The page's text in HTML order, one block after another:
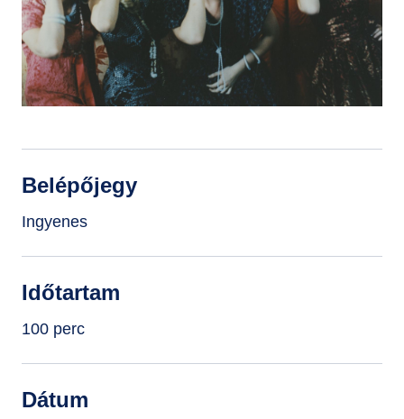
GYIK
Belépőjegy
Ingyenes
Időtartam
100 perc
Dátum